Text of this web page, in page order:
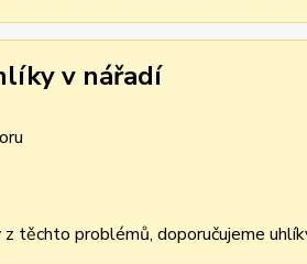
v nářadí
těchto problémů, doporučujeme